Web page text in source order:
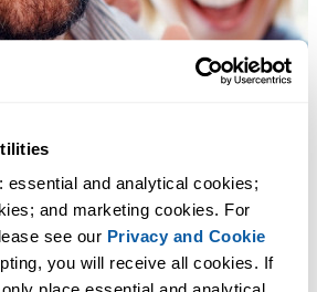
essential and analytical cookies;
and marketing cookies. For
see our Privacy and Cookie
you will receive all cookies. If